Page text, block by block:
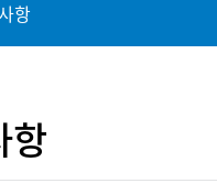
항
항